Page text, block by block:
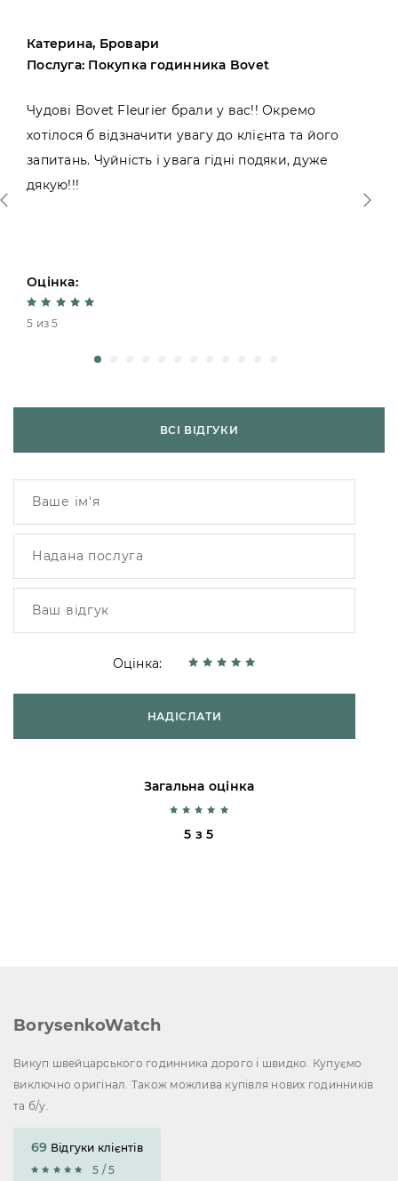
Катерина, Бровари
Послуга: Покупка годинника Bovet
Чудові Bovet Fleurier брали у вас!! Окремо
хотілося б відзначити увагу до клієнта та його
запитань. Чуйність і увага гідні подяки, дуже
дякую!!!
Оцінка:
5 из 5
ВСІ ВІДГУКИ
Оцінка:
НАДІСЛАТИ
Загальна оцінка
5 з 5
BorysenkoWatch
Викуп швейцарського годинника дорого і швидко. Купуємо
виключно оригінал. Також можлива купівля нових годинників
та б/у.
69 Відгуки клієнтів
5 / 5